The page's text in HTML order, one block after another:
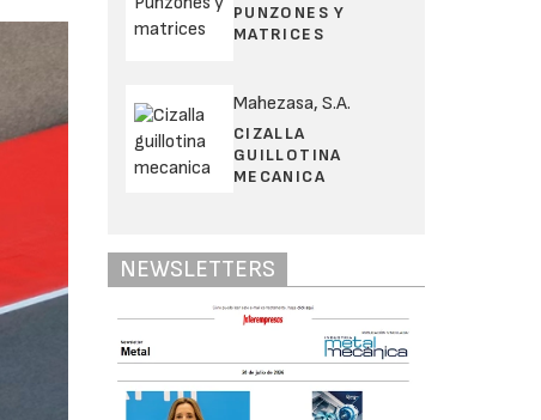
PUNZONES Y
MATRICES
Mahezasa, S.A.
CIZALLA
GUILLOTINA
MECANICA
NEWSLETTERS